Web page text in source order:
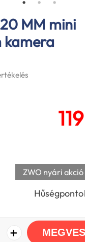
MM mini
kamera
ZWO nyári akció
+